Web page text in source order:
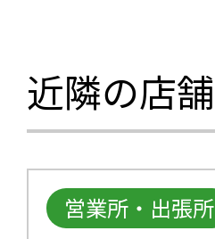
近隣の店舗
営業所・出張所